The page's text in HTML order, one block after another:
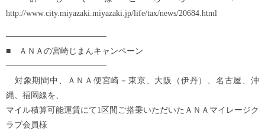
http://www.city.miyazaki.miyazaki.jp/life/tax/news/20684.html
─────────────────
■ ＡＮＡの宮崎じまんキャンペーン
─────────────────
対象期間中、ＡＮＡ便宮崎－東京、大阪（伊丹）、名古屋、沖
縄、福岡線を、
マイル積算可能運賃にて1区間ご搭乗いただいたＡＮＡマイレージク
ラブ会員様